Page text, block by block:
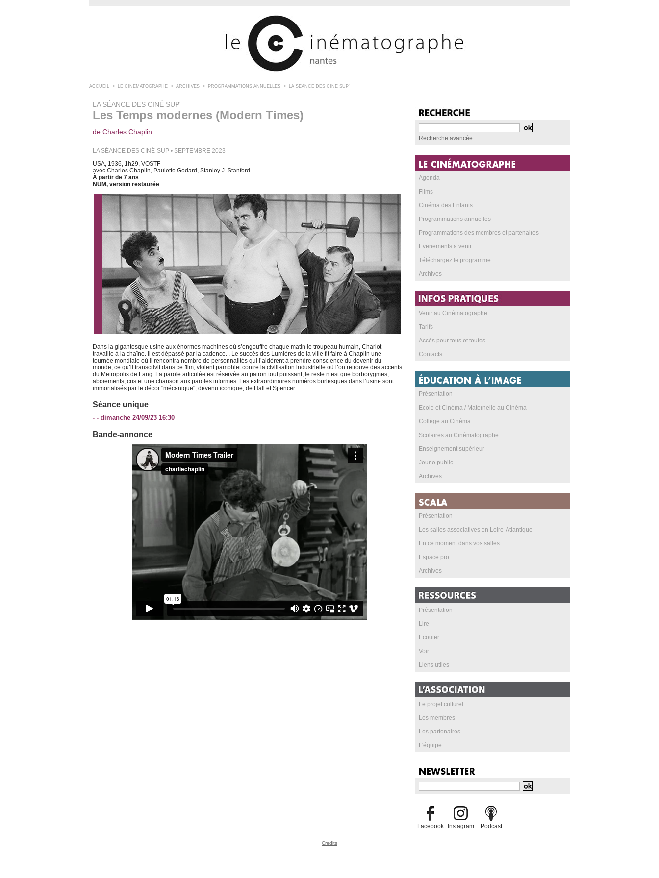
ACCUEIL > LE CINÉMATOGRAPHE > ARCHIVES > PROGRAMMATIONS ANNUELLES > LA SÉANCE DES CINÉ SUP'
LA SÉANCE DES CINÉ SUP'
Les Temps modernes (Modern Times)
de Charles Chaplin
LA SÉANCE DES CINÉ-SUP • SEPTEMBRE 2023
USA, 1936, 1h29, VOSTF
avec Charles Chaplin, Paulette Godard, Stanley J. Stanford
À partir de 7 ans
NUM, version restaurée
Dans la gigantesque usine aux énormes machines où s’engouffre chaque matin le troupeau humain, Charlot
travaille à la chaîne. Il est dépassé par la cadence... Le succès des Lumières de la ville fit faire à Chaplin une
tournée mondiale où il rencontra nombre de personnalités qui l’aidèrent à prendre conscience du devenir du
monde, ce qu’il transcrivit dans ce film, violent pamphlet contre la civilisation industrielle où l’on retrouve des accents
du Metropolis de Lang. La parole articulée est réservée au patron tout puissant, le reste n’est que borborygmes,
aboiements, cris et une chanson aux paroles informes. Les extraordinaires numéros burlesques dans l’usine sont
immortalisés par le décor "mécanique", devenu iconique, de Hall et Spencer.
Séance unique
- - dimanche 24/09/23 16:30
Bande-annonce
Recherche avancée
Agenda
Films
Cinéma des Enfants
Programmations annuelles
Programmations des membres et partenaires
Evénements à venir
Téléchargez le programme
Archives
Venir au Cinématographe
Tarifs
Accès pour tous et toutes
Contacts
Présentation
Ecole et Cinéma / Maternelle au Cinéma
Collège au Cinéma
Scolaires au Cinématographe
Enseignement supérieur
Jeune public
Archives
Présentation
Les salles associatives en Loire-Atlantique
En ce moment dans vos salles
Espace pro
Archives
Présentation
Lire
Écouter
Voir
Liens utiles
Le projet culturel
Les membres
Les partenaires
L'équipe
Facebook Instagram Podcast
Credits